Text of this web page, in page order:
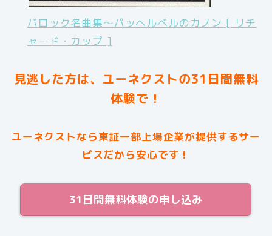
バロック名曲集〜パッヘルベルのカノン [ リチ
ャード・カップ ]
見逃した方は、ユーネクストの31日間無料
体験で！
ユーネクストなら東証一部上場企業が提供するサー
ビスだから安心です！
31日間無料体験の申し込み